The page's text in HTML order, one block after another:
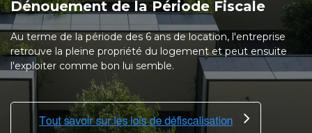
Dénouement de la Période Fiscale
Au terme de la période des 6 ans de location, l'entreprise
retrouve la pleine propriété du logement et peut ensuite
l'exploiter comme bon lui semble.